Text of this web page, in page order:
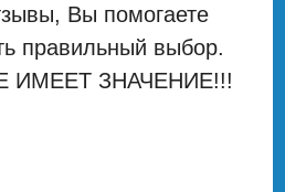
Вы помогаете
правильный выбор.
ИМЕЕТ ЗНАЧЕНИЕ!!!